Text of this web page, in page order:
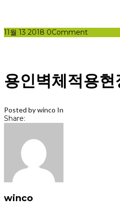
11월 13 2018 0Comment
용인벽체적용현
Posted by winco In
Share:
winco